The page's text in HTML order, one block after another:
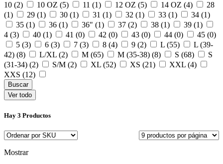
10 (2)
10 OZ (5) 11 (1) 12 OZ (5) 14 OZ (4)
28
(1)
29 (1) 30 (1) 31 (1) 32 (1) 33 (1)
34 (1)
35 (1)
36 (1) 36" (1) 37 (2) 38 (1)
39 (1)
4 (3)
40 (1) 41 (0) 42 (0) 43 (0) 44 (0)
45 (0)
5 (3)
6 (3) 7 (3) 8 (4) 9 (2) L (55)
L (39-
42) (8)
L/XL (2) M (65) M (35-38) (8) S (68)
S
(31-34) (2)
S/M (2) XL (52) XS (21)
XXL (4)
XXS (12)
Ver todo
Hay 3 Productos
Mostrar